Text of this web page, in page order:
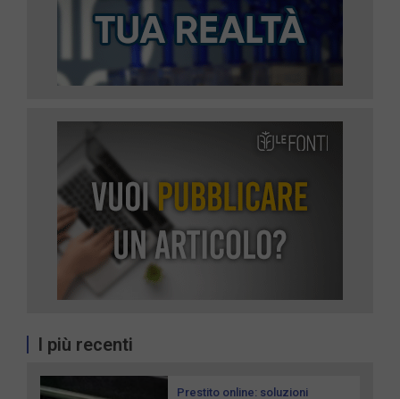
I più recenti
Prestito online: soluzioni